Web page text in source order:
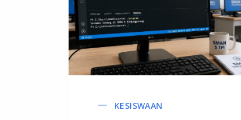
KESISWAAN